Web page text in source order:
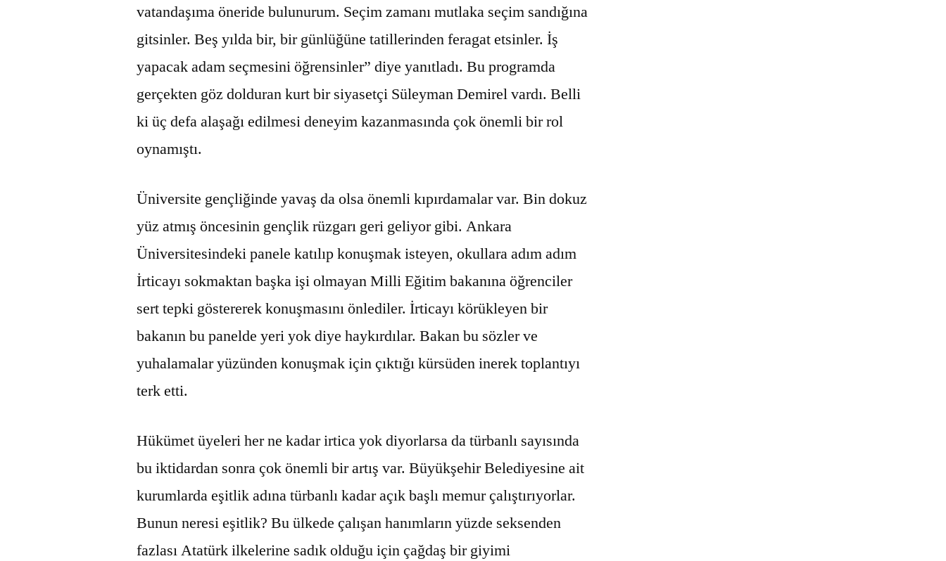
vatandaşıma öneride bulunurum. Seçim zamanı mutlaka seçim sandığına
gitsinler. Beş yılda bir, bir günlüğüne tatillerinden feragat etsinler. İş
yapacak adam seçmesini öğrensinler” diye yanıtladı. Bu programda
gerçekten göz dolduran kurt bir siyasetçi Süleyman Demirel vardı. Belli
ki üç defa alaşağı edilmesi deneyim kazanmasında çok önemli bir rol
oynamıştı.
Üniversite gençliğinde yavaş da olsa önemli kıpırdamalar var. Bin dokuz
yüz atmış öncesinin gençlik rüzgarı geri geliyor gibi. Ankara
Üniversitesindeki panele katılıp konuşmak isteyen, okullara adım adım
İrticayı sokmaktan başka işi olmayan Milli Eğitim bakanına öğrenciler
sert tepki göstererek konuşmasını önlediler. İrticayı körükleyen bir
bakanın bu panelde yeri yok diye haykırdılar. Bakan bu sözler ve
yuhalamalar yüzünden konuşmak için çıktığı kürsüden inerek toplantıyı
terk etti.
Hükümet üyeleri her ne kadar irtica yok diyorlarsa da türbanlı sayısında
bu iktidardan sonra çok önemli bir artış var. Büyükşehir Belediyesine ait
kurumlarda eşitlik adına türbanlı kadar açık başlı memur çalıştırıyorlar.
Bunun neresi eşitlik? Bu ülkede çalışan hanımların yüzde seksenden
fazlası Atatürk ilkelerine sadık olduğu için çağdaş bir giyimi